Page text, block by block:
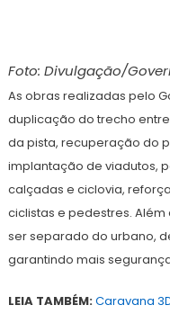
Foto: Divulgação/
As obras realizadas pelo
duplicação do trecho
da pista, recuperação do
implantação de viadutos,
calçadas e ciclovia,
ciclistas e pedestres.
ser separado do urbano,
garantindo mais
LEIA TAMBÉM:Caravana